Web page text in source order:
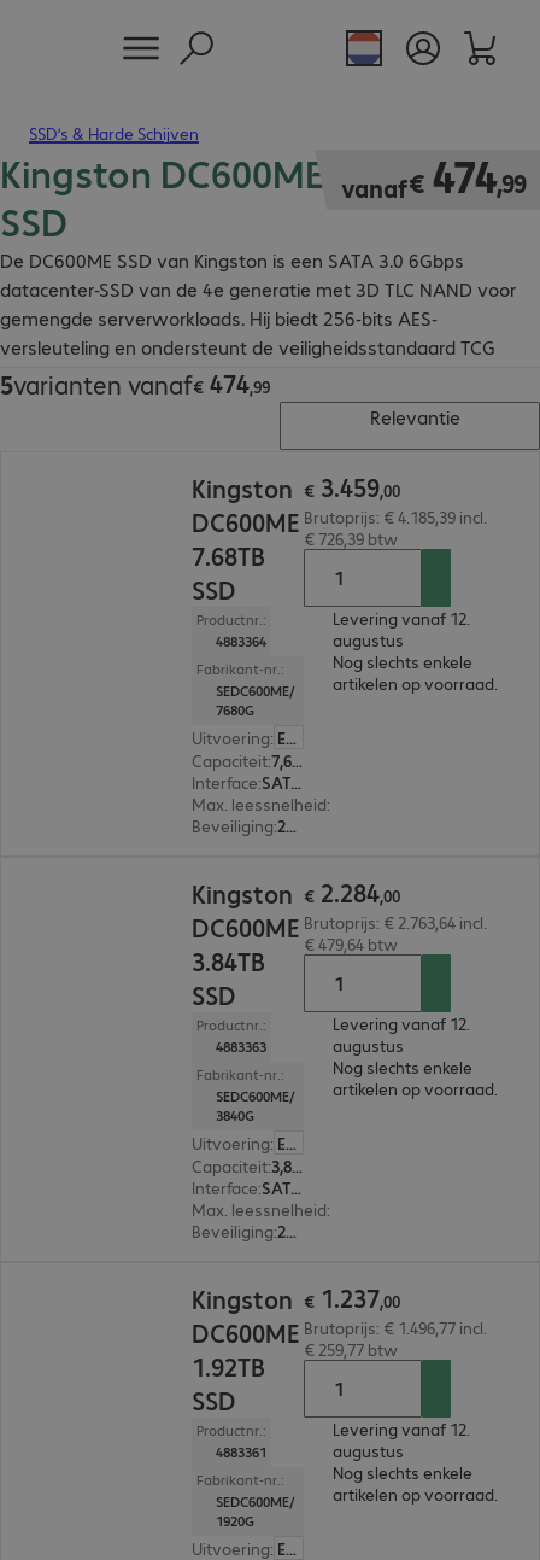
SSD’s & Harde Schijven
Kingston DC600ME Internal
SSD
De DC600ME SSD van Kingston is een SATA 3.0 6Gbps
datacenter-SSD van de 4e generatie met 3D TLC NAND voor
gemengde serverworkloads. Hij biedt 256-bits AES-
versleuteling en ondersteunt de veiligheidsstandaard TCG
OPAL 2.0.
vanaf€ 474,99
€ 474,99
5varianten vanaf€ 474,99
€ 474,99
Relevantie
Kingston
DC600ME
7.68TB
SSD
Productnr.:
4883364
Fabrikant-nr.:
SEDC600ME/
7680G
Uitvoering: Europa
Capaciteit:
7,68 TB
Interface:
SATA 3.0 (6 Gbit/s) 6,4 cm (2,5")
Max. leessnelheid:
Beveiliging: 256-bit AES-versleuteling
€ 3.459,00
Brutoprijs: € 4.185,39 incl.
€ 726,39 btw
Levering vanaf 12.
augustus
Nog slechts enkele
artikelen op voorraad.
Kingston
DC600ME
3.84TB
SSD
Productnr.:
4883363
Fabrikant-nr.:
SEDC600ME/
3840G
Uitvoering: Europa
Capaciteit:
3,84 TB
Interface:
SATA 3.0 (6 Gbit/s) 6,4 cm (2,5")
Max. leessnelheid:
Beveiliging: 256-bit AES-versleuteling
€ 2.284,00
Brutoprijs: € 2.763,64 incl.
€ 479,64 btw
Levering vanaf 12.
augustus
Nog slechts enkele
artikelen op voorraad.
Kingston
DC600ME
1.92TB
SSD
Productnr.:
4883361
Fabrikant-nr.:
SEDC600ME/
1920G
Uitvoering: Europa
€ 1.237,00
Brutoprijs: € 1.496,77 incl.
€ 259,77 btw
Levering vanaf 12.
augustus
Nog slechts enkele
artikelen op voorraad.